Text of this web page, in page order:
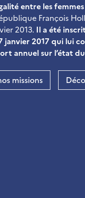
entre les
François
2013. Il a été
2017 qui lui
annuel sur l’état du
missions